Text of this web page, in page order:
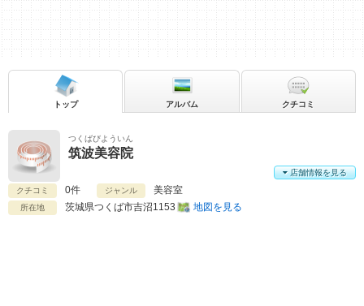
つくばびよういん
筑波美容院
クチコミ 0件 ジャンル 美容室
所在地 茨城県つくば市吉沼1153 地図を見る
店舗情報を見る
トップ アルバム クチコミ